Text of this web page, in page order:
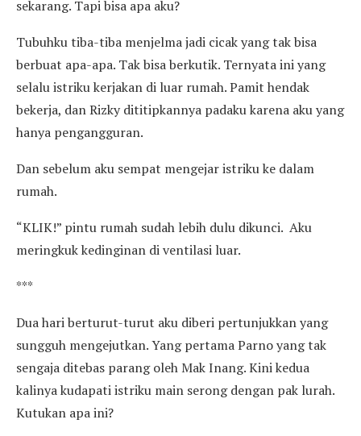
sekarang. Tapi bisa apa aku?
Tubuhku tiba-tiba menjelma jadi cicak yang tak bisa
berbuat apa-apa. Tak bisa berkutik. Ternyata ini yang
selalu istriku kerjakan di luar rumah. Pamit hendak
bekerja, dan Rizky dititipkannya padaku karena aku yang
hanya pengangguran.
Dan sebelum aku sempat mengejar istriku ke dalam
rumah.
“KLIK!” pintu rumah sudah lebih dulu dikunci. Aku
meringkuk kedinginan di ventilasi luar.
***
Dua hari berturut-turut aku diberi pertunjukkan yang
sungguh mengejutkan. Yang pertama Parno yang tak
sengaja ditebas parang oleh Mak Inang. Kini kedua
kalinya kudapati istriku main serong dengan pak lurah.
Kutukan apa ini?